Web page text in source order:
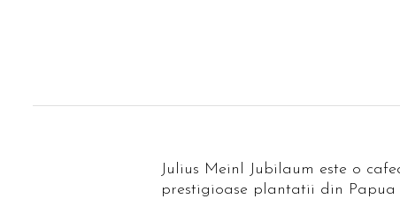
Julius Meinl Jubilaum este o
prestigioase plantatii din Papua